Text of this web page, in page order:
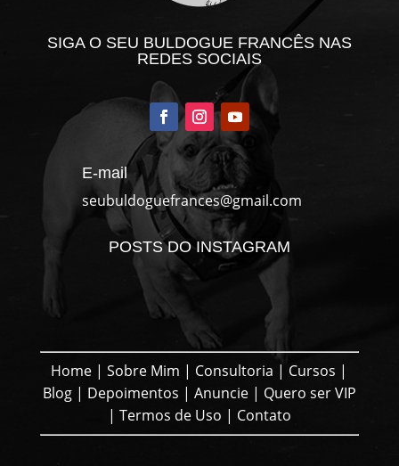
SIGA O SEU BULDOGUE FRANCÊS NAS
REDES SOCIAIS
E-mail
seubuldoguefrances@gmail.com
POSTS DO INSTAGRAM
Home |Sobre Mim | Consultoria | Cursos |
Blog| Depoimentos | Anuncie| Quero ser VIP
| Termos de Uso | Contato